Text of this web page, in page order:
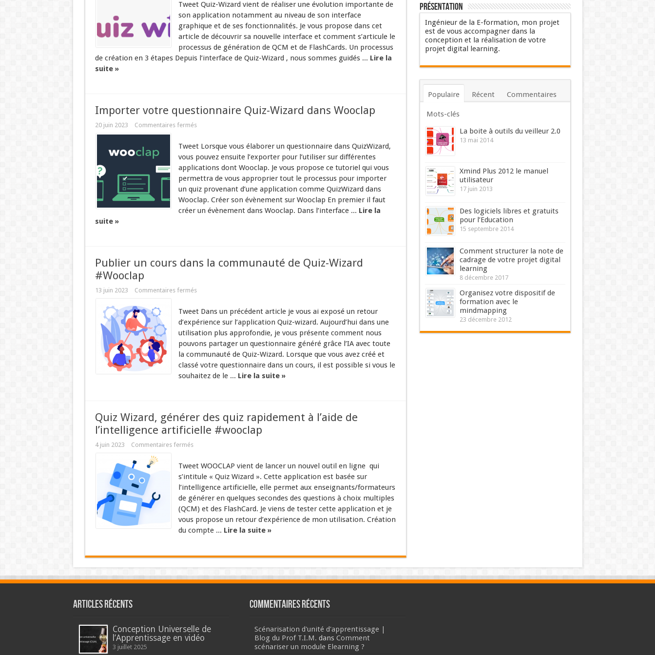
Tweet Quiz-Wizard vient de réaliser une évolution importante de
son application notamment au niveau de son interface
graphique et de ses fonctionnalités. Je vous propose dans cet
article de découvrir sa nouvelle interface et comment s’articule le
processus de génération de QCM et de FlashCards. Un processus
de création en 3 étapes Depuis l’interface de Quiz-Wizard , nous sommes guidés ... Lire la
suite »
Importer votre questionnaire Quiz-Wizard dans Wooclap
20 juin 2023 Commentaires fermés
Tweet Lorsque vous élaborer un questionnaire dans QuizWizard,
vous pouvez ensuite l’exporter pour l’utiliser sur différentes
applications dont Wooclap. Je vous propose ce tutoriel qui vous
permettra de vous approprier tout le processus pour importer
un quiz provenant d’une application comme QuizWizard dans
Wooclap. Créer son évènement sur Wooclap En premier il faut
créer un évènement dans Wooclap. Dans l’interface ... Lire la
suite »
Publier un cours dans la communauté de Quiz-Wizard
#Wooclap
13 juin 2023 Commentaires fermés
Tweet Dans un précédent article je vous ai exposé un retour
d’expérience sur l’application Quiz-wizard. Aujourd’hui dans une
utilisation plus approfondie, je vous présente comment nous
pouvons partager un questionnaire généré grâce l’IA avec toute
la communauté de Quiz-Wizard. Lorsque que vous avez créé et
classé votre questionnaire dans un cours, il est possible si vous le
souhaitez de le ... Lire la suite »
Quiz Wizard, générer des quiz rapidement à l’aide de
l’intelligence artificielle #wooclap
4 juin 2023 Commentaires fermés
Tweet WOOCLAP vient de lancer un nouvel outil en ligne qui
s’intitule « Quiz Wizard ». Cette application est basée sur
l’intelligence artificielle, elle permet aux enseignants/formateurs
de générer en quelques secondes des questions à choix multiples
(QCM) et des FlashCard. Je viens de tester cette application et je
vous propose un retour d’expérience de mon utilisation. Création
du compte ... Lire la suite »
Présentation
Ingénieur de la E-formation, mon projet
est de vous accompagner dans la
conception et la réalisation de votre
projet digital learning.
Populaire Récent Commentaires
Mots-clés
La boite à outils du veilleur 2.0
13 mai 2014
Xmind Plus 2012 le manuel
utilisateur
17 juin 2013
Des logiciels libres et gratuits
pour l’Education
15 septembre 2014
Comment structurer la note de
cadrage de votre projet digital
learning
8 décembre 2017
Organisez votre dispositif de
formation avec le
mindmapping
23 décembre 2012
Articles récents
Conception Universelle de
l’Apprentissage en vidéo
3 juillet 2025
Commentaires récents
Scénarisation d'unité d'apprentissage |
Blog du Prof T.I.M. dans Comment
scénariser un module Elearning ?